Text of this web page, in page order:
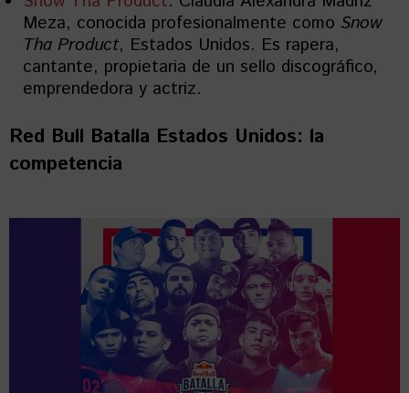
Meza, conocida profesionalmente como Snow
Tha Product, Estados Unidos. Es rapera,
cantante, propietaria de un sello discográfico,
emprendedora y actriz.
Red Bull Batalla Estados Unidos: la
competencia